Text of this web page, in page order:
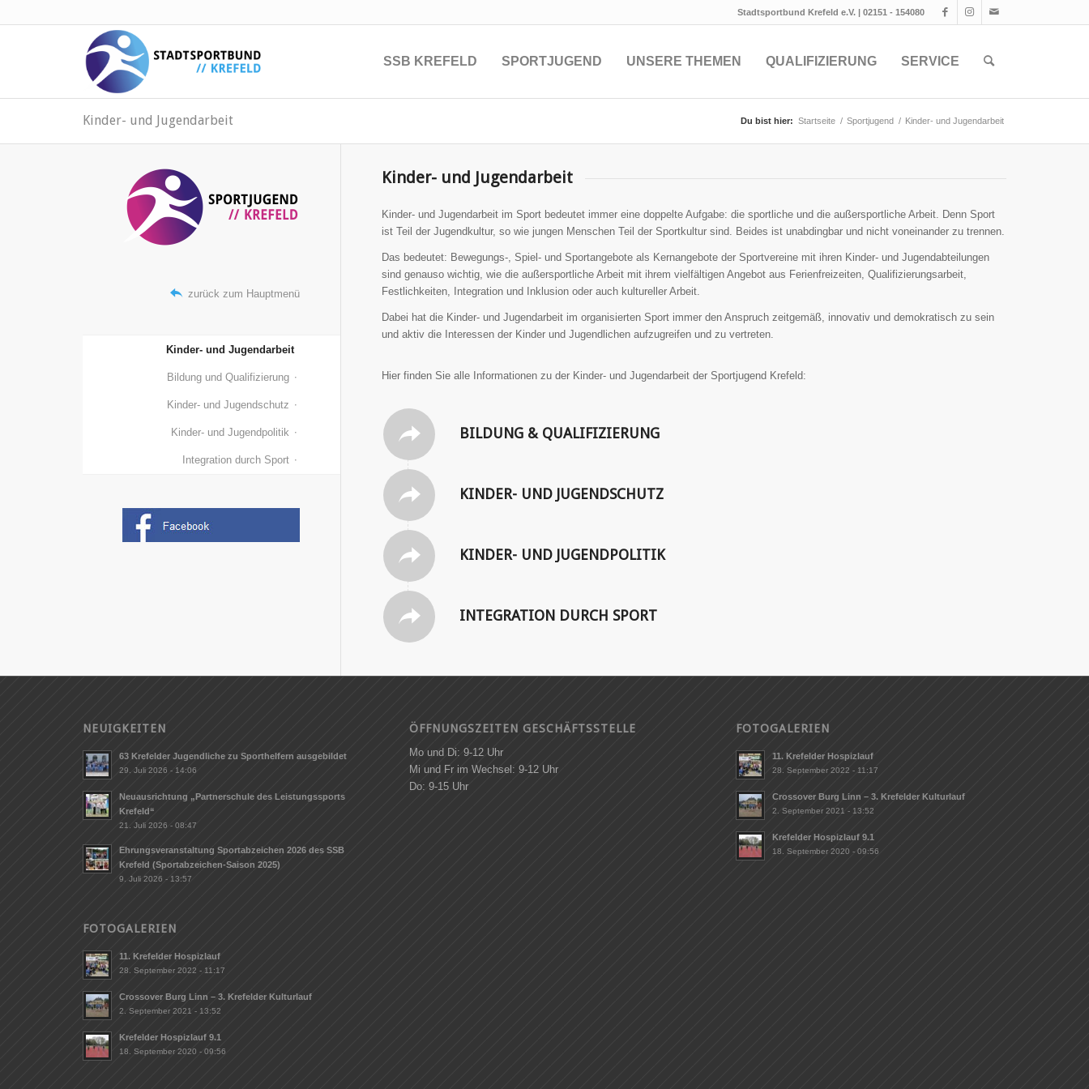
Stadtsportbund Krefeld e.V. | 02151 - 154080
SSB KREFELD SPORTJUGEND UNSERE THEMEN QUALIFIZIERUNG SERVICE
Kinder- und Jugendarbeit Du bist hier: Startseite / Sportjugend / Kinder- und Jugendarbeit
Kinder- und Jugendarbeit
Kinder- und Jugendarbeit im Sport bedeutet immer eine doppelte Aufgabe: die sportliche und die außersportliche Arbeit. Denn Sport
ist Teil der Jugendkultur, so wie jungen Menschen Teil der Sportkultur sind. Beides ist unabdingbar und nicht voneinander zu trennen.
Das bedeutet: Bewegungs-, Spiel- und Sportangebote als Kernangebote der Sportvereine mit ihren Kinder- und Jugendabteilungen
sind genauso wichtig, wie die außersportliche Arbeit mit ihrem vielfältigen Angebot aus Ferienfreizeiten, Qualifizierungsarbeit,
Festlichkeiten, Integration und Inklusion oder auch kultureller Arbeit.
Dabei hat die Kinder- und Jugendarbeit im organisierten Sport immer den Anspruch zeitgemäß, innovativ und demokratisch zu sein
und aktiv die Interessen der Kinder und Jugendlichen aufzugreifen und zu vertreten.
Hier finden Sie alle Informationen zu der Kinder- und Jugendarbeit der Sportjugend Krefeld:
BILDUNG & QUALIFIZIERUNG
KINDER- UND JUGENDSCHUTZ
KINDER- UND JUGENDPOLITIK
INTEGRATION DURCH SPORT
 zurück zum Hauptmenü
Kinder- und Jugendarbeit
Bildung und Qualifizierung
Kinder- und Jugendschutz
Kinder- und Jugendpolitik
Integration durch Sport
NEUIGKEITEN
63 Krefelder Jugendliche zu Sporthelfern ausgebildet
29. Juli 2026 - 14:06
Neuausrichtung „Partnerschule des Leistungssports
Krefeld“
21. Juli 2026 - 08:47
Ehrungsveranstaltung Sportabzeichen 2026 des SSB
Krefeld (Sportabzeichen-Saison 2025)
9. Juli 2026 - 13:57
FOTOGALERIEN
11. Krefelder Hospizlauf
28. September 2022 - 11:17
Crossover Burg Linn – 3. Krefelder Kulturlauf
2. September 2021 - 13:52
Krefelder Hospizlauf 9.1
18. September 2020 - 09:56
ÖFFNUNGSZEITEN GESCHÄFTSSTELLE
Mo und Di: 9-12 Uhr
Mi und Fr im Wechsel: 9-12 Uhr
Do: 9-15 Uhr
FOTOGALERIEN
11. Krefelder Hospizlauf
28. September 2022 - 11:17
Crossover Burg Linn – 3. Krefelder Kulturlauf
2. September 2021 - 13:52
Krefelder Hospizlauf 9.1
18. September 2020 - 09:56